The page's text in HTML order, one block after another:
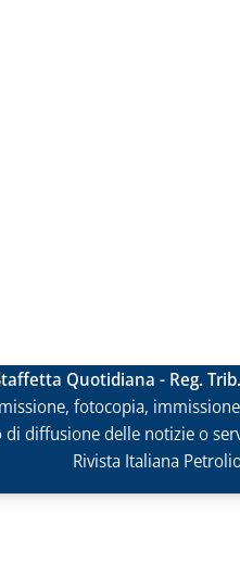
Quotidiana - Reg.
fotocopia,
diffusione delle notizie o
Rivista Italiana